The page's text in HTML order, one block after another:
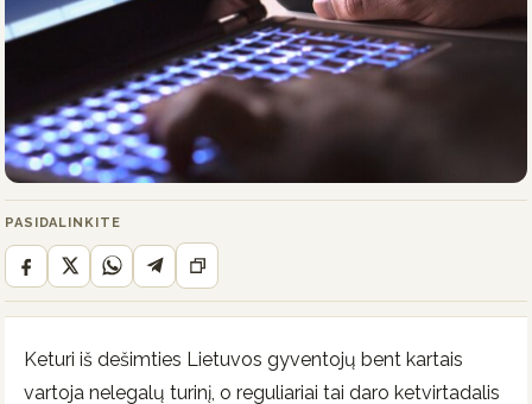
PASIDALINKITE
Keturi iš dešimties Lietuvos gyventojų bent kartais
vartoja nelegalų turinį, o reguliariai tai daro ketvirtadalis